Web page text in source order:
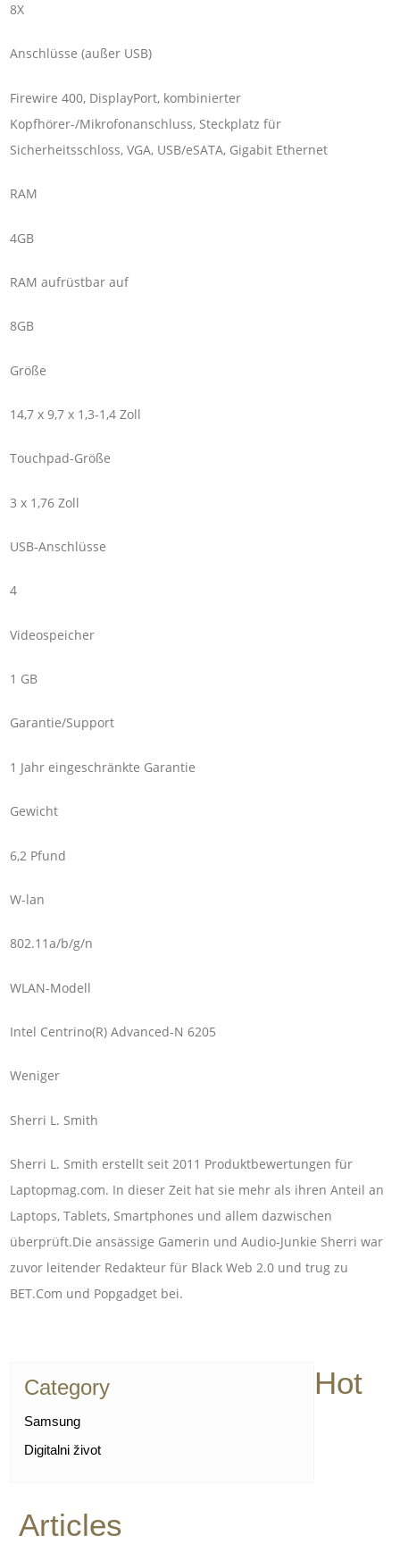
8X
Anschlüsse (außer USB)
Firewire 400, DisplayPort, kombinierter
Kopfhörer-/Mikrofonanschluss, Steckplatz für
Sicherheitsschloss, VGA, USB/eSATA, Gigabit Ethernet
RAM
4GB
RAM aufrüstbar auf
8GB
Größe
14,7 x 9,7 x 1,3-1,4 Zoll
Touchpad-Größe
3 x 1,76 Zoll
USB-Anschlüsse
4
Videospeicher
1 GB
Garantie/Support
1 Jahr eingeschränkte Garantie
Gewicht
6,2 Pfund
W-lan
802.11a/b/g/n
WLAN-Modell
Intel Centrino(R) Advanced-N 6205
Weniger
Sherri L. Smith
Sherri L. Smith erstellt seit 2011 Produktbewertungen für
Laptopmag.com. In dieser Zeit hat sie mehr als ihren Anteil an
Laptops, Tablets, Smartphones und allem dazwischen
überprüft.Die ansässige Gamerin und Audio-Junkie Sherri war
zuvor leitender Redakteur für Black Web 2.0 und trug zu
BET.Com und Popgadget bei.
Category
Samsung
Digitalni život
Hot
Articles